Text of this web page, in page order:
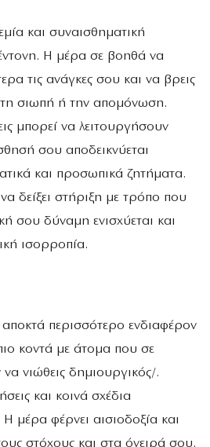
και συναισθηματική
έντονη. Η μέρα σε βοηθά να
τις ανάγκες σου και να βρεις
σιωπή ή την απομόνωση.
μπορεί να λειτουργήσουν
σου αποδεικνύεται
και προσωπικά ζητήματα.
δείξει στήριξη με τρόπο που
σου δύναμη ενισχύεται και
ισορροπία.
περισσότερο ενδιαφέρον
κοντά με άτομα που σε
νιώθεις δημιουργικός/.
και κοινά σχέδια
Η μέρα φέρνει αισιοδοξία και
στόχους και στα όνειρά σου.